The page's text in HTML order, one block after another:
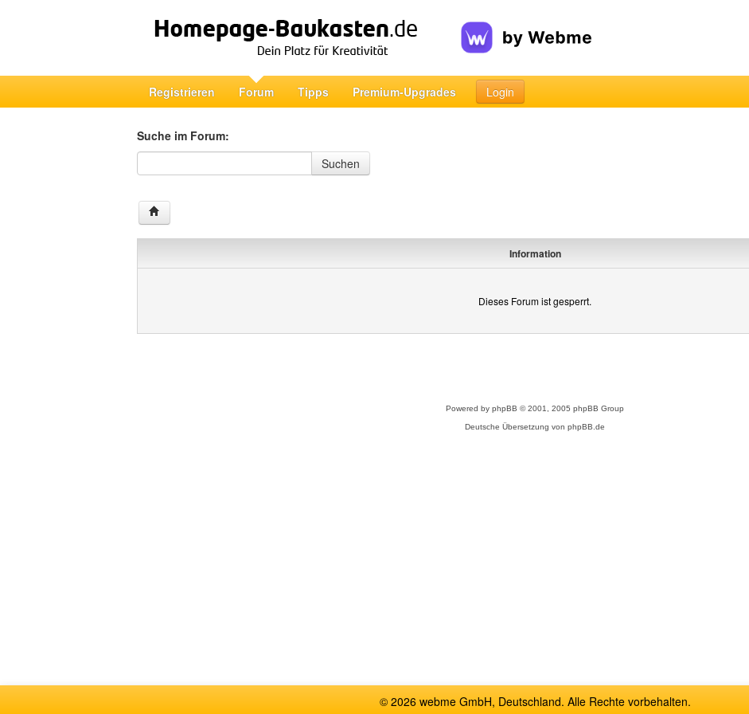
Registrieren Forum Tipps Premium-Upgrades Login
Suche im Forum:
Suche im Forum
Suchen
Information
Dieses Forum ist gesperrt.
Powered by phpBB © 2001, 2005 phpBB Group
Deutsche Übersetzung von phpBB.de
© 2026 webme GmbH, Deutschland. Alle Rechte vorbehalten.